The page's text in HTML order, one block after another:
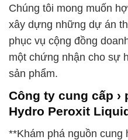
Chúng tôi mong muốn
xây dựng những dự án
phục vụ cộng đồng
một chứng nhận cho sự
sản phẩm.
Công ty cung cấp ›
Hydro Peroxit
**Khám phá nguồn cung